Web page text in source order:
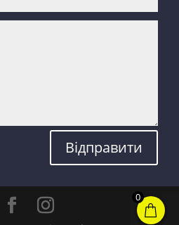
Відправити
0